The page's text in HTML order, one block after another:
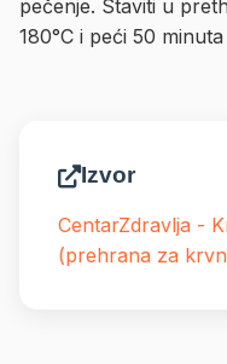
pečenje. Staviti u
180°C i peći 50
Izvor
CentarZdravlja -
(prehrana za